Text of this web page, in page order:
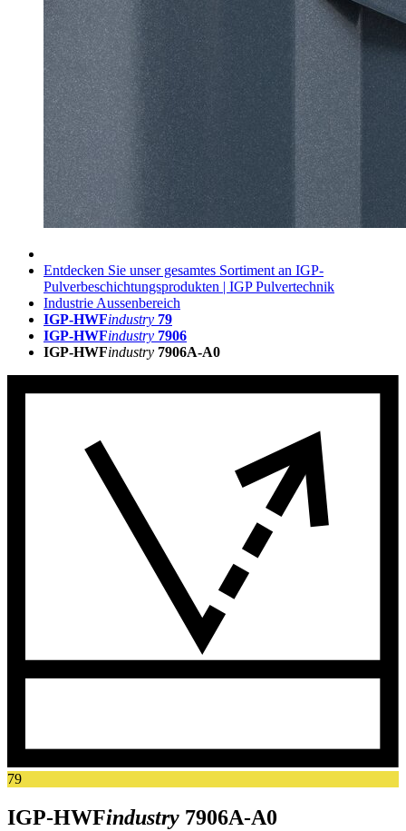
Entdecken Sie unser gesamtes Sortiment an IGP-
Pulverbeschichtungsprodukten | IGP Pulvertechnik
Industrie Aussenbereich
IGP-HWFindustry 79
IGP-HWFindustry 7906
IGP-HWFindustry 7906A-A0
79
IGP-HWFindustry 7906A-A0